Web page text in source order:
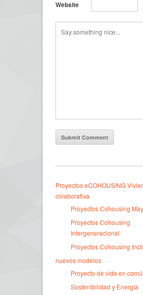
Website
Proyectos eCOHOUSING
colaborativa
Proyectos Cohousing
Proyectos Cohousing
Intergeneracional
Proyectos Cohousing
nuevos modelos
Proyecto de vida en
Sostenibilidad y Energía